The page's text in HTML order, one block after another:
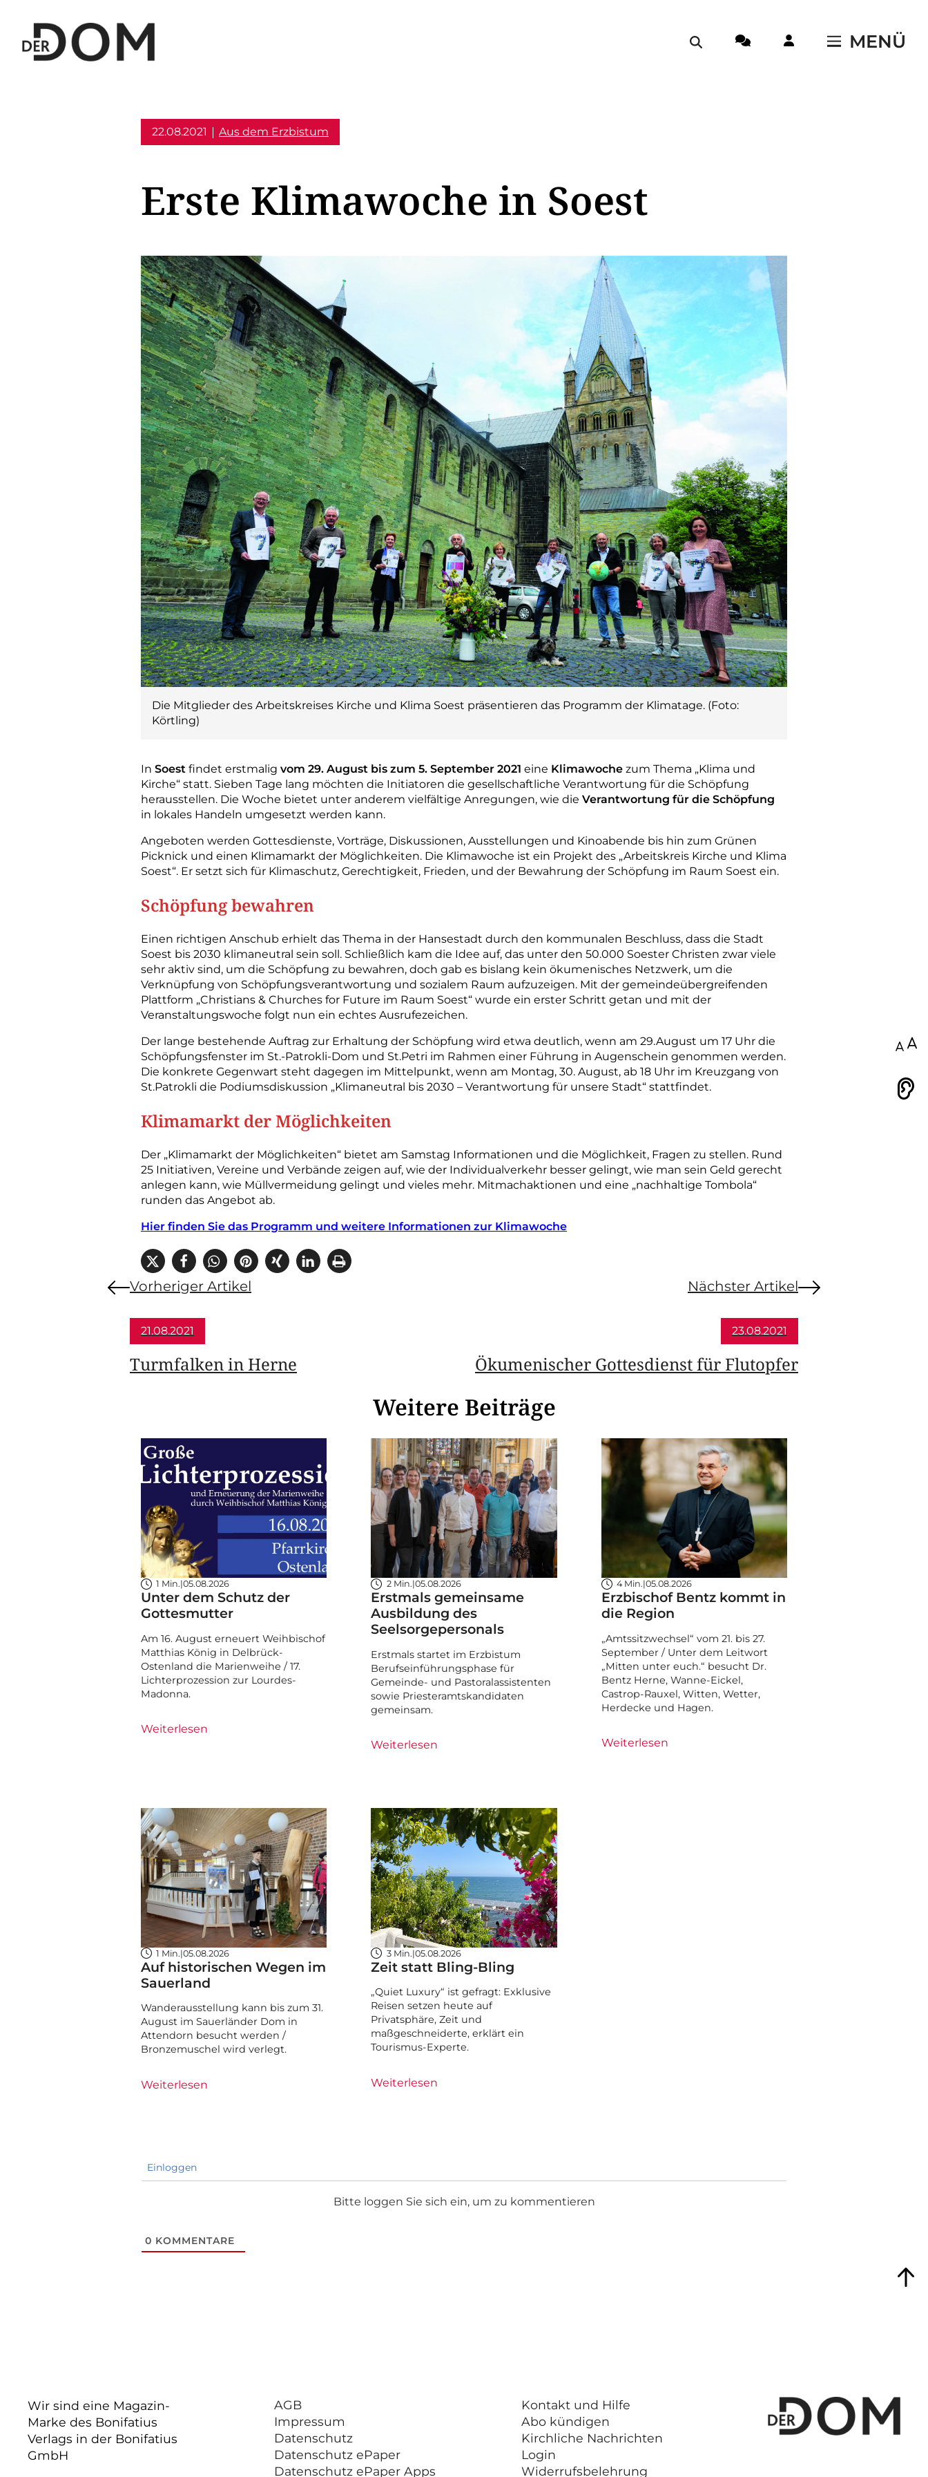
MENÜ
22.08.2021 Aus dem Erzbistum
Erste Klimawoche in Soest
Die Mitglieder des Arbeitskreises Kirche und Klima Soest präsentieren das Programm der Klimatage. (Foto:
Körtling)
In Soest findet erstmalig vom 29. August bis zum 5. September 2021 eine Klimawoche zum Thema „Klima und
Kirche“ statt. Sieben Tage lang möchten die Initiatoren die gesellschaftliche Verantwortung für die Schöpfung
herausstellen. Die Woche bietet unter anderem vielfältige Anregungen, wie die Verantwortung für die Schöpfung
in lokales Handeln umgesetzt werden kann.
Angeboten werden Gottesdienste, Vorträge, Diskussionen, Ausstellungen und Kinoabende bis hin zum Grünen
Picknick und einen Klimamarkt der Möglichkeiten. Die Klimawoche ist ein Projekt des „Arbeitskreis Kirche und Klima
Soest“. Er setzt sich für Klimaschutz, Gerechtigkeit, Frieden, und der Bewahrung der Schöpfung im Raum Soest ein.
Schöpfung bewahren
Einen richtigen Anschub erhielt das Thema in der Hansestadt durch den kommunalen Beschluss, dass die Stadt
Soest bis 2030 klimaneutral sein soll. Schließlich kam die Idee auf, das unter den 50.000 Soester Christen zwar viele
sehr aktiv sind, um die Schöpfung zu bewahren, doch gab es bislang kein ökumenisches Netzwerk, um die
Verknüpfung von Schöpfungsverantwortung und sozialem Raum aufzuzeigen. Mit der gemeindeübergreifenden
Plattform „Christians & Churches for Future im Raum Soest“ wurde ein erster Schritt getan und mit der
Veranstaltungswoche folgt nun ein echtes Ausrufezeichen.
Der lange bestehende Auftrag zur Erhaltung der Schöpfung wird etwa deutlich, wenn am 29.August um 17 Uhr die
Schöpfungsfenster im St.-Patrokli-Dom und St.Petri im Rahmen einer Führung in Augenschein genommen werden.
Die konkrete Gegenwart steht dagegen im Mittelpunkt, wenn am Montag, 30. August, ab 18 Uhr im Kreuzgang von
St.Patrokli die Podiumsdiskussion „Klimaneutral bis 2030 – Verantwortung für unsere Stadt“ stattfindet.
Klimamarkt der Möglichkeiten
Der „Klimamarkt der Möglichkeiten“ bietet am Samstag Informationen und die Möglichkeit, Fragen zu stellen. Rund
25 Initiativen, Vereine und Verbände zeigen auf, wie der Individualverkehr besser gelingt, wie man sein Geld gerecht
anlegen kann, wie Müllvermeidung gelingt und vieles mehr. Mitmachaktionen und eine „nachhaltige Tombola“
runden das Angebot ab.
Hier finden Sie das Programm und weitere Informationen zur Klimawoche
Vorheriger Artikel
21.08.2021
Turmfalken in Herne
Nächster Artikel
23.08.2021
Ökumenischer Gottesdienst für Flutopfer
Weitere Beiträge
1 Min.|05.08.2026
Unter dem Schutz der
Gottesmutter
Am 16. August erneuert Weihbischof
Matthias König in Delbrück-
Ostenland die Marienweihe / 17.
Lichterprozession zur Lourdes-
Madonna.
Weiterlesen
2 Min.|05.08.2026
Erstmals gemeinsame
Ausbildung des
Seelsorgepersonals
Erstmals startet im Erzbistum
Berufseinführungsphase für
Gemeinde- und Pastoralassistenten
sowie Priesteramtskandidaten
gemeinsam.
Weiterlesen
4 Min.|05.08.2026
Erzbischof Bentz kommt in
die Region
„Amtssitzwechsel“ vom 21. bis 27.
September / Unter dem Leitwort
„Mitten unter euch.“ besucht Dr.
Bentz Herne, Wanne-Eickel,
Castrop-Rauxel, Witten, Wetter,
Herdecke und Hagen.
Weiterlesen
1 Min.|05.08.2026
Auf historischen Wegen im
Sauerland
Wanderausstellung kann bis zum 31.
August im Sauerländer Dom in
Attendorn besucht werden /
Bronzemuschel wird verlegt.
Weiterlesen
3 Min.|05.08.2026
Zeit statt Bling-Bling
„Quiet Luxury“ ist gefragt: Exklusive
Reisen setzen heute auf
Privatsphäre, Zeit und
maßgeschneiderte, erklärt ein
Tourismus-Experte.
Weiterlesen
Einloggen
Bitte loggen Sie sich ein, um zu kommentieren
0 KOMMENTARE
Wir sind eine Magazin-
Marke des Bonifatius
Verlags in der Bonifatius
GmbH
AGB
Impressum
Datenschutz
Datenschutz ePaper
Datenschutz ePaper Apps
Kontakt und Hilfe
Abo kündigen
Kirchliche Nachrichten
Login
Widerrufsbelehrung